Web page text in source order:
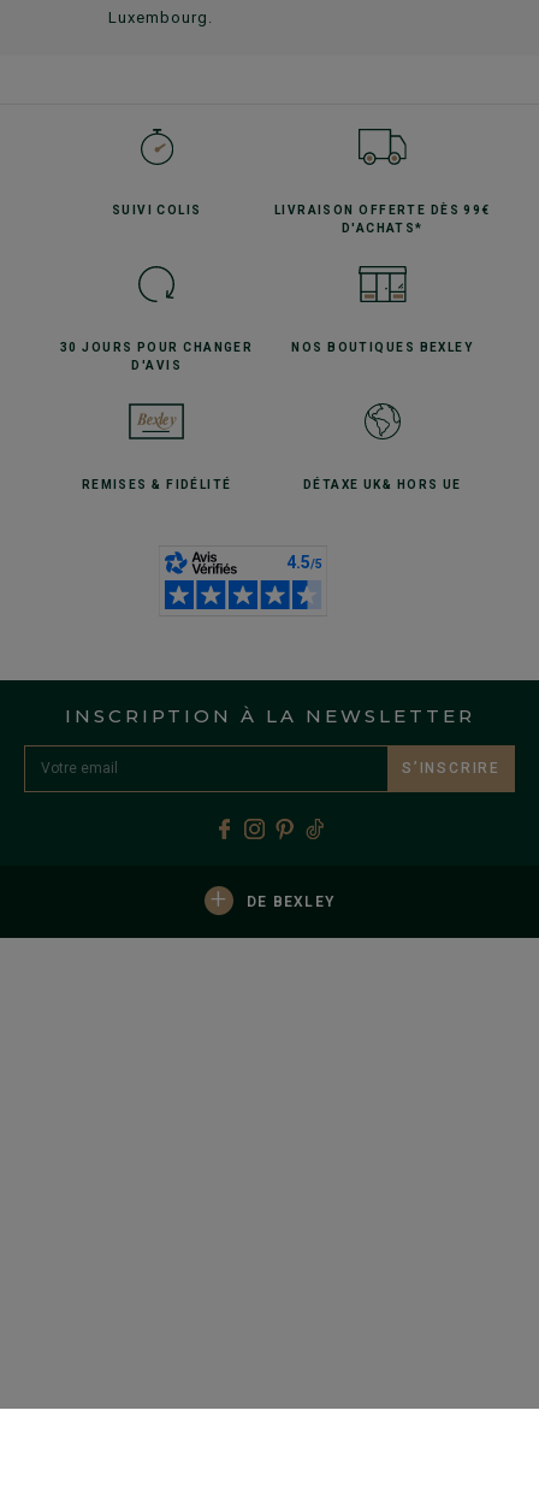
Luxembourg.
SUIVICOLIS LIVRAISON OFFERTE
DÈS 99€
D'ACHATS*
30 JOURS POURCHANGER
D'AVIS
NOS BOUTIQUES BEXLEY
REMISES& FIDÉLITÉ DÉTAXE UK& HORS UE
INSCRIPTION À LA NEWSLETTER
S’INSCRIRE
+ DE BEXLEY